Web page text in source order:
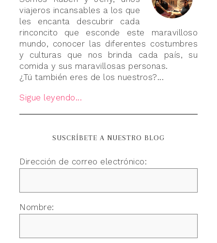
viajeros incansables a los que
les encanta descubrir cada
rinconcito que esconde este maravilloso
mundo, conocer las diferentes costumbres
y culturas que nos brinda cada país, su
comida y sus maravillosas personas.
¿Tú también eres de los nuestros?...
Sigue leyendo...
SUSCRÍBETE A NUESTRO BLOG
Dirección de correo electrónico:
Nombre: